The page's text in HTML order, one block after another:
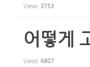
Views 3753
어떻게
Views 4807